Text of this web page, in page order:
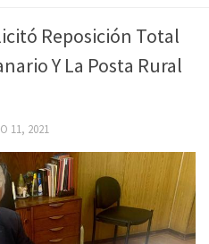
Reposición Total
Y La Posta Rural
11, 2021